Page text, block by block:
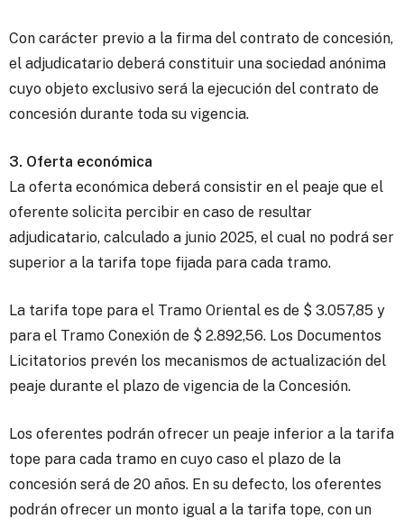
Con carácter previo a la firma del contrato de concesión,
el adjudicatario deberá constituir una sociedad anónima
cuyo objeto exclusivo será la ejecución del contrato de
concesión durante toda su vigencia.
3. Oferta económica
La oferta económica deberá consistir en el peaje que el
oferente solicita percibir en caso de resultar
adjudicatario, calculado a junio 2025, el cual no podrá ser
superior a la tarifa tope fijada para cada tramo.
La tarifa tope para el Tramo Oriental es de $ 3.057,85 y
para el Tramo Conexión de $ 2.892,56. Los Documentos
Licitatorios prevén los mecanismos de actualización del
peaje durante el plazo de vigencia de la Concesión.
Los oferentes podrán ofrecer un peaje inferior a la tarifa
tope para cada tramo en cuyo caso el plazo de la
concesión será de 20 años. En su defecto, los oferentes
podrán ofrecer un monto igual a la tarifa tope, con un